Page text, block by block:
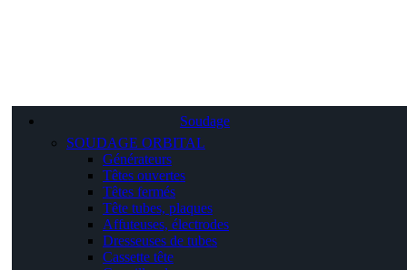
Soudage
SOUDAGE ORBITAL
Générateurs
Têtes ouvertes
Têtes fermés
Tête tubes, plaques
Affuteuses, électrodes
Dresseuses de tubes
Cassette tête